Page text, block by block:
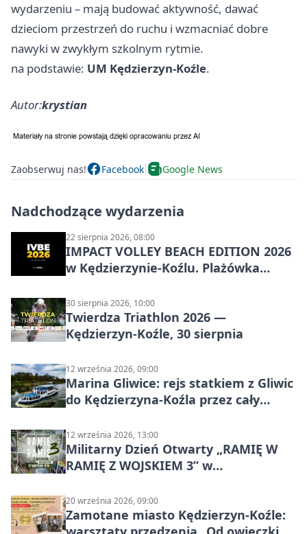
wydarzeniu – mają budować aktywność, dawać
dzieciom przestrzeń do ruchu i wzmacniać dobre
nawyki w zwykłym szkolnym rytmie.
na podstawie: UM Kędzierzyn-Koźle.
Autor:krystian
Zaobserwuj nas! Facebook Google News
Nadchodzące wydarzenia
22 sierpnia 2026, 08:00
IMPACT VOLLEY BEACH EDITION 2026
w Kędzierzynie-Koźlu. Plażówka
30 sierpnia 2026, 10:00
Twierdza Triathlon 2026 —
Kędzierzyn-Koźle, 30 sierpnia
12 września 2026, 09:00
Marina Gliwice: rejs statkiem z Gliwic
do Kędzierzyna-Koźla przez cały
12 września 2026, 13:00
Militarny Dzień Otwarty „RAMIĘ W
RAMIĘ Z WOJSKIEM 3” w
20 września 2026, 09:00
Zamotane miasto Kędzierzyn-Koźle: